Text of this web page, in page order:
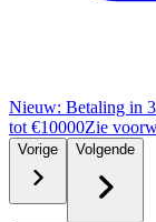
Nieuw: Betaling in
tot €10000Zie
Vorige Volgende